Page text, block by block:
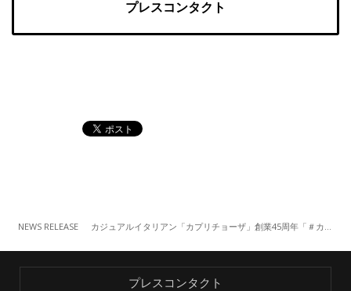
プレスコンタクト
NEWS RELEASE
プレスコンタクト